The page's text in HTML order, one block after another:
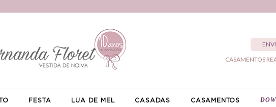
CASAMENTOS
FESTA LUA DE MEL CASADAS CASAMENTOS